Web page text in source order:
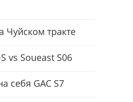
Чуйском тракте
vs Soueast S06
себя GAC S7